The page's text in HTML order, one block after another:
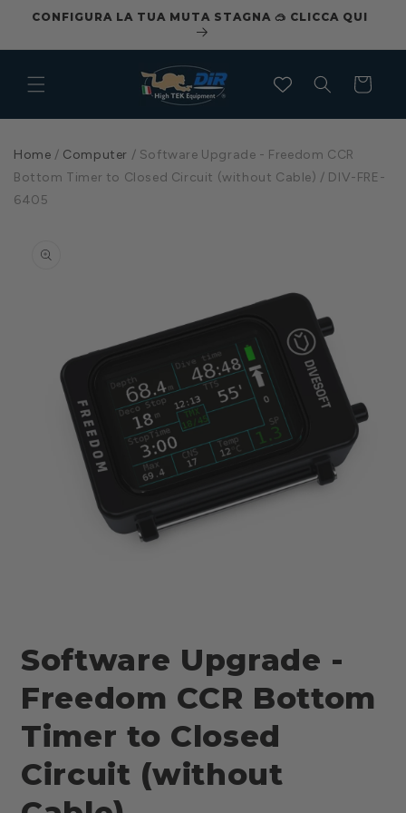
direttamente
CONFIGURA LA TUA MUTA STAGNA 🥽 CLICCA QUI
Carrello
Home / Computer / Software Upgrade - Freedom CCR
Bottom Timer to Closed Circuit (without Cable) / DIV-FRE-
6405
1
in
modale
Software Upgrade -
Freedom CCR Bottom
Timer to Closed
Circuit (without